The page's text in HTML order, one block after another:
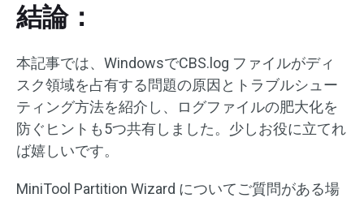
結論：
本記事では、WindowsでCBS.log ファイルがディ
スク領域を占有する問題の原因とトラブルシュー
ティング方法を紹介し、ログファイルの肥大化を
防ぐヒントも5つ共有しました。少しお役に立てれ
ば嬉しいです。
MiniTool Partition Wizard についてご質問がある場